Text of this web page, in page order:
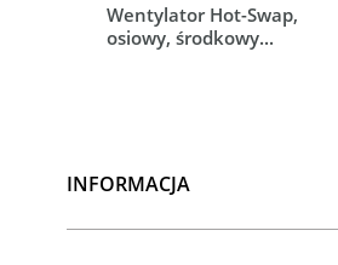
Wentylator Hot-Swap,
osiowy, środkowy...
INFORMACJA